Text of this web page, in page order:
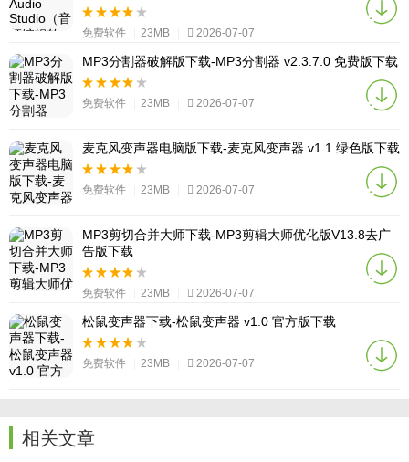
免费软件 23MB 2026-07-07
MP3分割器破解版下载-MP3分割器 v2.3.7.0 免费版下载
免费软件 23MB 2026-07-07
麦克风变声器电脑版下载-麦克风变声器 v1.1 绿色版下载
免费软件 23MB 2026-07-07
MP3剪切合并大师下载-MP3剪辑大师优化版V13.8去广
告版下载
免费软件 23MB 2026-07-07
松鼠变声器下载-松鼠变声器 v1.0 官方版下载
免费软件 23MB 2026-07-07
相关文章